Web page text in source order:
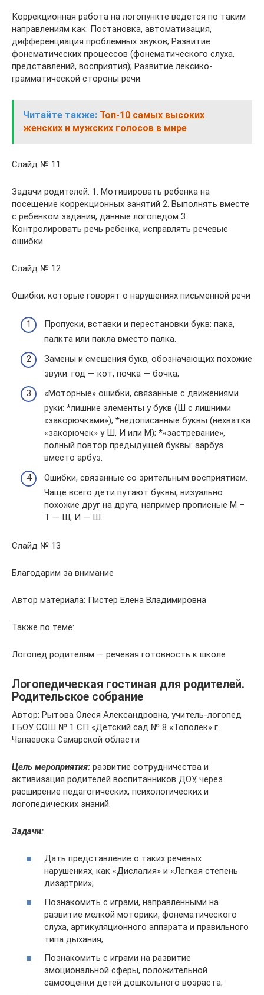
Коррекционная работа на логопункте ведется по таким
направлениям как: Постановка, автоматизация,
дифференциация проблемных звуков; Развитие
фонематических процессов (фонематического слуха,
представлений, восприятия); Развитие лексико-
грамматической стороны речи.
Читайте также: Топ-10 самых высоких
женских и мужских голосов в мире
Слайд № 11
Задачи родителей: 1. Мотивировать ребенка на
посещение коррекционных занятий 2. Выполнять вместе
с ребенком задания, данные логопедом 3.
Контролировать речь ребенка, исправлять речевые
ошибки
Слайд № 12
Ошибки, которые говорят о нарушениях письменной речи
Пропуски, вставки и перестановки букв: пака,
палкта или пакла вместо палка.
Замены и смешения букв, обозначающих похожие
звуки: год — кот, почка — бочка;
«Моторные» ошибки, связанные с движениями
руки: *лишние элементы у букв (Ш с лишними
«закорючками»); *недописанные буквы (нехватка
«закорючек» у Ш, И или М); *«застревание»,
полный повтор предыдущей буквы: аарбуз
вместо арбуз.
Ошибки, связанные со зрительным восприятием.
Чаще всего дети путают буквы, визуально
похожие друг на друга, например прописные М –
Т — Ш; И — Ш.
Слайд № 13
Благодарим за внимание
Автор материала: Пистер Елена Владимировна
Также по теме:
Логопед родителям — речевая готовность к школе
Логопедическая гостиная для родителей.
Родительское собрание
Автор: Рытова Олеся Александровна, учитель-логопед
ГБОУ СОШ № 1 СП «Детский сад № 8 «Тополек» г.
Чапаевска Самарской области
Цель мероприятия: развитие сотрудничества и
активизация родителей воспитанников ДОУ, через
расширение педагогических, психологических и
логопедических знаний.
Задачи:
Дать представление о таких речевых
нарушениях, как «Дислалия» и «Легкая степень
дизартрии»;
Познакомить с играми, направленными на
развитие мелкой моторики, фонематического
слуха, артикуляционного аппарата и правильного
типа дыхания;
Познакомить с играми на развитие
эмоциональной сферы, положительной
самооценки детей дошкольного возраста;